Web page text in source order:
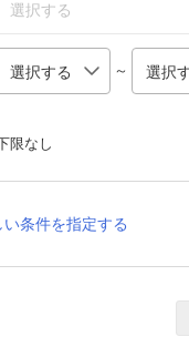
選択する
～
限なし
い条件を指定する